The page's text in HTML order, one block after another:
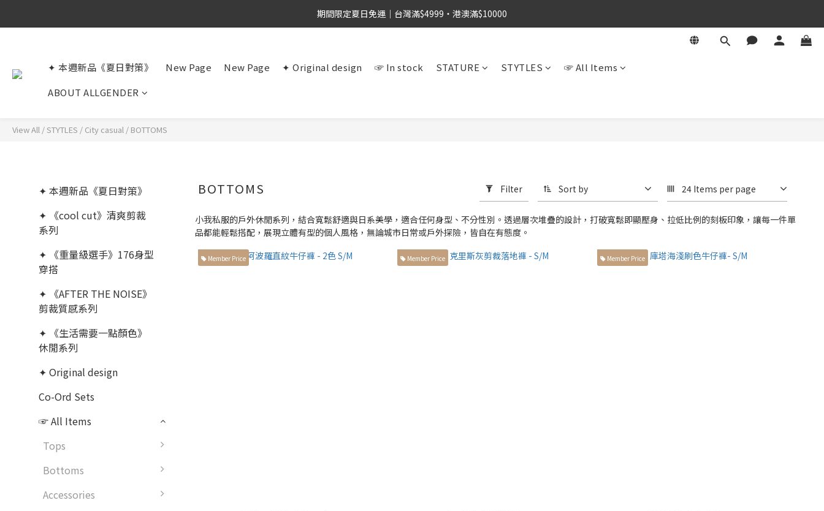
期間限定夏日免運｜台灣滿$4999・港澳滿$10000
✦ 本週新品《夏日對策》 New Page New Page ✦ Original design ☞ In stock STATURE STYTLES
☞ All Items
ABOUT ALLGENDER
View All /STYTLES / City casual / BOTTOMS
✦ 本週新品《夏日對策》
✦ 《cool cut》清爽剪裁
系列
✦ 《重量級選手》176身型
穿搭
✦ 《AFTER THE NOISE》
剪裁質感系列
✦ 《生活需要一點顏色》
休閒系列
✦ Original design
Co-Ord Sets
☞ All Items
Tops
Bottoms
Accessories
BOTTOMS Filter Sort by 24 Items per page
小我私服的戶外休閒系列，結合寬鬆舒適與日系美學，適合任何身型、不分性別。透過層次堆疊的設計，打破寬鬆即顯壓身、拉低比例的刻板印象，讓每一件單
品都能輕鬆搭配，展現立體有型的個人風格，無論城市日常或戶外探險，皆自在有態度。
Member Price Member Price Member Price